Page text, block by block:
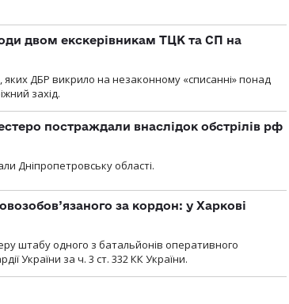
двом екскерівникам ТЦК та СП на
ДБР викрило на незаконному «списанні» понад
захід.
постраждали внаслідок обстрілів рф
Дніпропетровську області.
за кордон: у Харкові
штабу одного з батальйонів оперативного
України за ч. 3 ст. 332 КК України.